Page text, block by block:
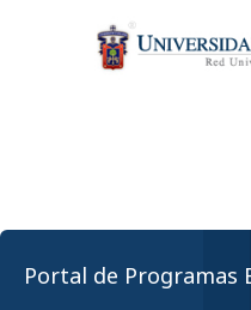
Portal de Programas